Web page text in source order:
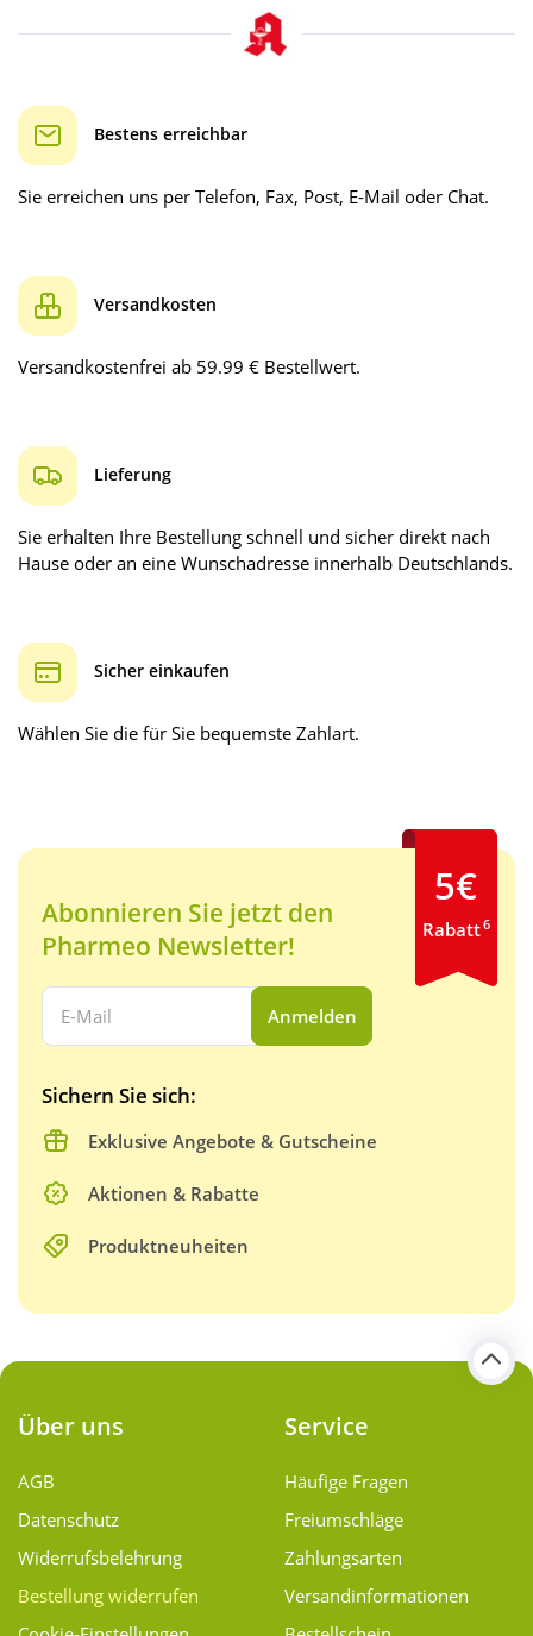
Bestens erreichbar
Sie erreichen uns per Telefon, Fax, Post, E-Mail oder Chat.
Versandkosten
Versandkostenfrei ab 59.99 € Bestellwert.
Lieferung
Sie erhalten Ihre Bestellung schnell und sicher direkt nach
Hause oder an eine Wunschadresse innerhalb Deutschlands.
Sicher einkaufen
Wählen Sie die für Sie bequemste Zahlart.
Abonnieren Sie jetzt den
Pharmeo Newsletter!
Ihre E-Mail Adresse:
Anmelden
Sichern Sie sich:
Exklusive Angebote & Gutscheine
Aktionen & Rabatte
Produktneuheiten
5€
Rabatt6
Über uns
AGB
Datenschutz
Widerrufsbelehrung
Bestellung widerrufen
Service
Häufige Fragen
Freiumschläge
Zahlungsarten
Versand­informationen